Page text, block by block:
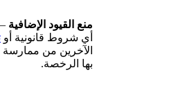
منع القيود الإضافية
أي شروط قانونية أو
الآخرين من
بها الرخصة.